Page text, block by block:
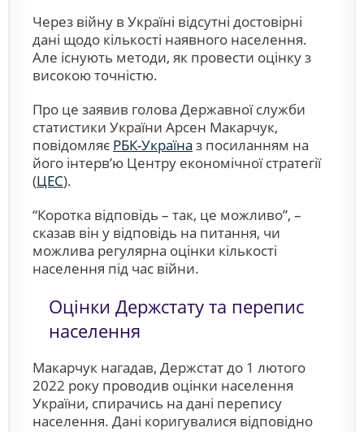
Через війну в Україні відсутні достовірні
дані щодо кількості наявного населення.
Але існують методи, як провести оцінку з
високою точністю.
Про це заявив голова Державної служби
статистики України Арсен Макарчук,
повідомляє РБК-Україна з посиланням на
його інтерв’ю Центру економічної стратегії
(ЦЕС).
“Коротка відповідь – так, це можливо”, –
сказав він у відповідь на питання, чи
можлива регулярна оцінки кількості
населення під час війни.
Оцінки Держстату та перепис
населення
Макарчук нагадав, Держстат до 1 лютого
2022 року проводив оцінки населення
України, спирачись на дані перепису
населення. Дані коригувалися відповідно